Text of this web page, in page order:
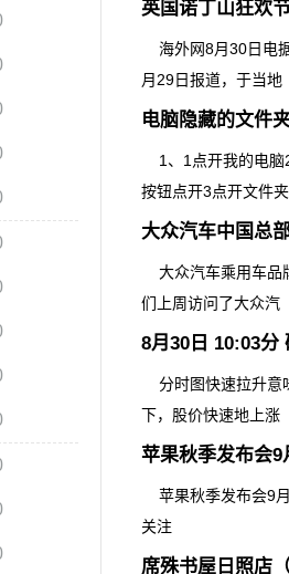
海外网8月30日电
月29日报道，于当地
1、1点开我的电
按钮点开3点开文件夹
大众汽车中国总
大众汽车乘用车品
们上周访问了大众汽
分时图快速拉升意
下，股价快速地上涨
苹果秋季发布会9
关注
席殊书屋日照店